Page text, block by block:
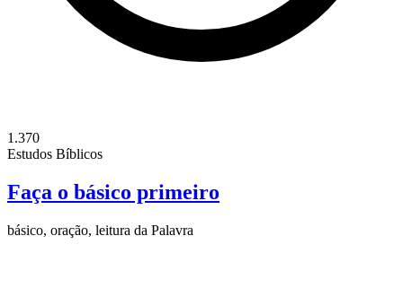
1.370
Estudos Bíblicos
Faça o básico primeiro
básico, oração, leitura da Palavra